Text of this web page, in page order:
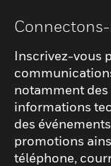
Inscrivez-vous
notamment des
informations
des
promotions
téléphone,